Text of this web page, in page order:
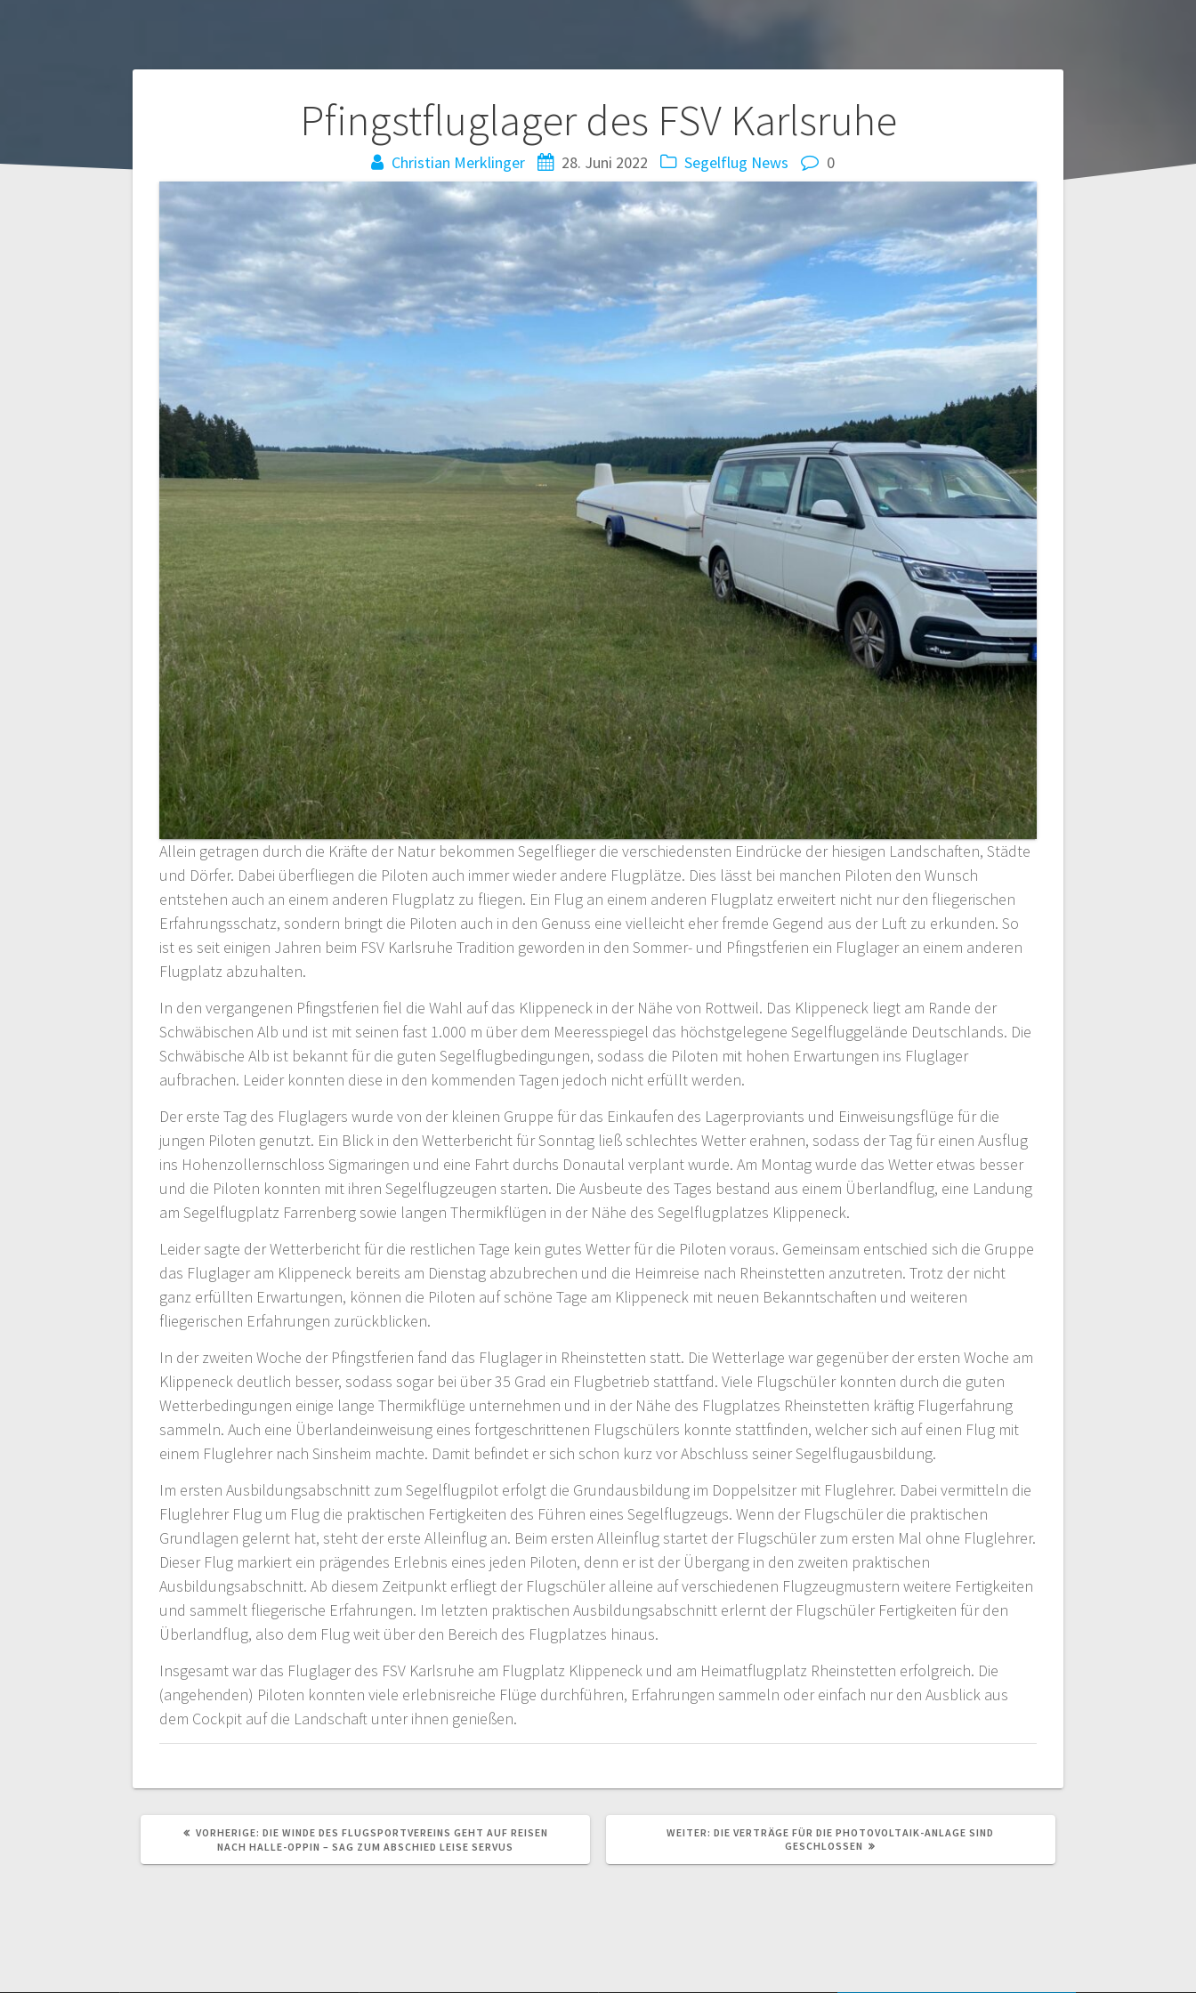
Pfingstfluglager des FSV Karlsruhe
Christian Merklinger 28. Juni 2022 Segelflug News 0
Allein getragen durch die Kräfte der Natur bekommen Segelflieger die verschiedensten Eindrücke der hiesigen Landschaften, Städte
und Dörfer. Dabei überfliegen die Piloten auch immer wieder andere Flugplätze. Dies lässt bei manchen Piloten den Wunsch
entstehen auch an einem anderen Flugplatz zu fliegen. Ein Flug an einem anderen Flugplatz erweitert nicht nur den fliegerischen
Erfahrungsschatz, sondern bringt die Piloten auch in den Genuss eine vielleicht eher fremde Gegend aus der Luft zu erkunden. So
ist es seit einigen Jahren beim FSV Karlsruhe Tradition geworden in den Sommer- und Pfingstferien ein Fluglager an einem anderen
Flugplatz abzuhalten.
In den vergangenen Pfingstferien fiel die Wahl auf das Klippeneck in der Nähe von Rottweil. Das Klippeneck liegt am Rande der
Schwäbischen Alb und ist mit seinen fast 1.000 m über dem Meeresspiegel das höchstgelegene Segelfluggelände Deutschlands. Die
Schwäbische Alb ist bekannt für die guten Segelflugbedingungen, sodass die Piloten mit hohen Erwartungen ins Fluglager
aufbrachen. Leider konnten diese in den kommenden Tagen jedoch nicht erfüllt werden.
Der erste Tag des Fluglagers wurde von der kleinen Gruppe für das Einkaufen des Lagerproviants und Einweisungsflüge für die
jungen Piloten genutzt. Ein Blick in den Wetterbericht für Sonntag ließ schlechtes Wetter erahnen, sodass der Tag für einen Ausflug
ins Hohenzollernschloss Sigmaringen und eine Fahrt durchs Donautal verplant wurde. Am Montag wurde das Wetter etwas besser
und die Piloten konnten mit ihren Segelflugzeugen starten. Die Ausbeute des Tages bestand aus einem Überlandflug, eine Landung
am Segelflugplatz Farrenberg sowie langen Thermikflügen in der Nähe des Segelflugplatzes Klippeneck.
Leider sagte der Wetterbericht für die restlichen Tage kein gutes Wetter für die Piloten voraus. Gemeinsam entschied sich die Gruppe
das Fluglager am Klippeneck bereits am Dienstag abzubrechen und die Heimreise nach Rheinstetten anzutreten. Trotz der nicht
ganz erfüllten Erwartungen, können die Piloten auf schöne Tage am Klippeneck mit neuen Bekanntschaften und weiteren
fliegerischen Erfahrungen zurückblicken.
In der zweiten Woche der Pfingstferien fand das Fluglager in Rheinstetten statt. Die Wetterlage war gegenüber der ersten Woche am
Klippeneck deutlich besser, sodass sogar bei über 35 Grad ein Flugbetrieb stattfand. Viele Flugschüler konnten durch die guten
Wetterbedingungen einige lange Thermikflüge unternehmen und in der Nähe des Flugplatzes Rheinstetten kräftig Flugerfahrung
sammeln. Auch eine Überlandeinweisung eines fortgeschrittenen Flugschülers konnte stattfinden, welcher sich auf einen Flug mit
einem Fluglehrer nach Sinsheim machte. Damit befindet er sich schon kurz vor Abschluss seiner Segelflugausbildung.
Im ersten Ausbildungsabschnitt zum Segelflugpilot erfolgt die Grundausbildung im Doppelsitzer mit Fluglehrer. Dabei vermitteln die
Fluglehrer Flug um Flug die praktischen Fertigkeiten des Führen eines Segelflugzeugs. Wenn der Flugschüler die praktischen
Grundlagen gelernt hat, steht der erste Alleinflug an. Beim ersten Alleinflug startet der Flugschüler zum ersten Mal ohne Fluglehrer.
Dieser Flug markiert ein prägendes Erlebnis eines jeden Piloten, denn er ist der Übergang in den zweiten praktischen
Ausbildungsabschnitt.Ab diesem Zeitpunkt erfliegt der Flugschüler alleine auf verschiedenen Flugzeugmustern weitere Fertigkeiten
und sammelt fliegerische Erfahrungen. Im letzten praktischen Ausbildungsabschnitt erlernt der Flugschüler Fertigkeiten für den
Überlandflug, also dem Flug weit über den Bereich des Flugplatzes hinaus.
Insgesamt war das Fluglager des FSV Karlsruhe am Flugplatz Klippeneck und am Heimatflugplatz Rheinstetten erfolgreich. Die
(angehenden) Piloten konnten viele erlebnisreiche Flüge durchführen, Erfahrungen sammeln oder einfach nur den Ausblick aus
dem Cockpit auf die Landschaft unter ihnen genießen.
Beitragsnavigation
VORHERIGE: VORHERIGER
BEITRAG:
DIE WINDE DES FLUGSPORTVEREINS GEHT AUF REISEN
NACH HALLE-OPPIN – SAG ZUM ABSCHIED LEISE SERVUS
WEITER: NÄCHSTER
DIE VERTRÄGE FÜR DIE PHOTOVOLTAIK-ANLAGE SIND
GESCHLOSSEN